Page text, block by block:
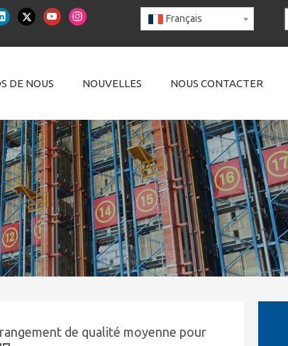
Français
DE NOUS NOUVELLES NOUS CONTACTER
de qualité moyenne pour